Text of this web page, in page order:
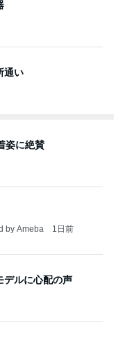
通い
姿に絶賛
by Ameba 1日前
デルに心配の声